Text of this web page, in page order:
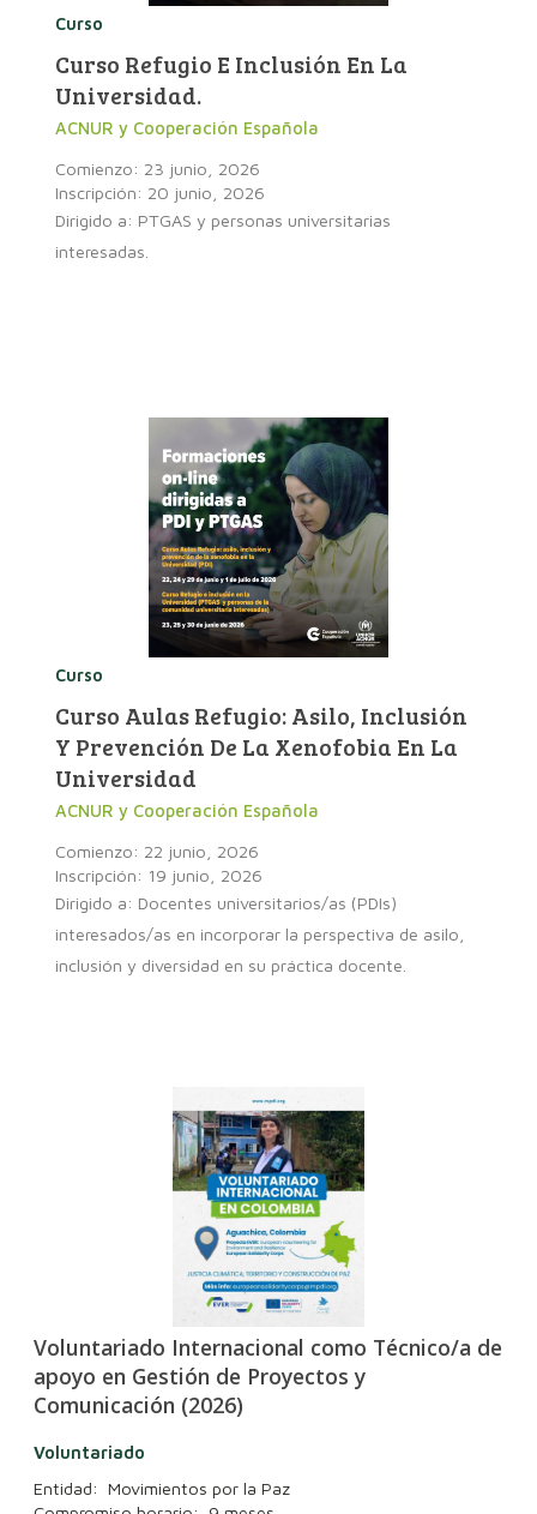
Curso
Curso Refugio E Inclusión En La
Universidad.
ACNUR y Cooperación Española
Comienzo: 23 junio, 2026
Inscripción: 20 junio, 2026
Dirigido a: PTGAS y personas universitarias
interesadas.
Curso
Curso Aulas Refugio: Asilo, Inclusión
Y Prevención De La Xenofobia En La
Universidad
ACNUR y Cooperación Española
Comienzo: 22 junio, 2026
Inscripción: 19 junio, 2026
Dirigido a: Docentes universitarios/as (PDIs)
interesados/as en incorporar la perspectiva de asilo,
inclusión y diversidad en su práctica docente.
Voluntariado Internacional como Técnico/a de
apoyo en Gestión de Proyectos y
Comunicación (2026)
Voluntariado
Entidad: Movimientos por la Paz